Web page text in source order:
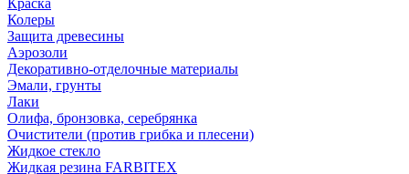
Краска
Колеры
Защита древесины
Аэрозоли
Декоративно-отделочные материалы
Эмали, грунты
Лаки
Олифа, бронзовка, серебрянка
Очистители (против грибка и плесени)
Жидкое стекло
Жидкая резина FARBITEX